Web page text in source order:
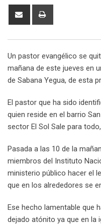
Share
Un pastor evangélico se
mañana de este jueves en
de Sabana Yegua, de esta
El pastor que ha sido
quien reside en el barrio
sector El Sol Sale para
Pasada a las 10 de la
miembros del Instituto
ministerio público hacer el
que en los alrededores se
Ese hecho lamentable que
dejado atónito ya que en la